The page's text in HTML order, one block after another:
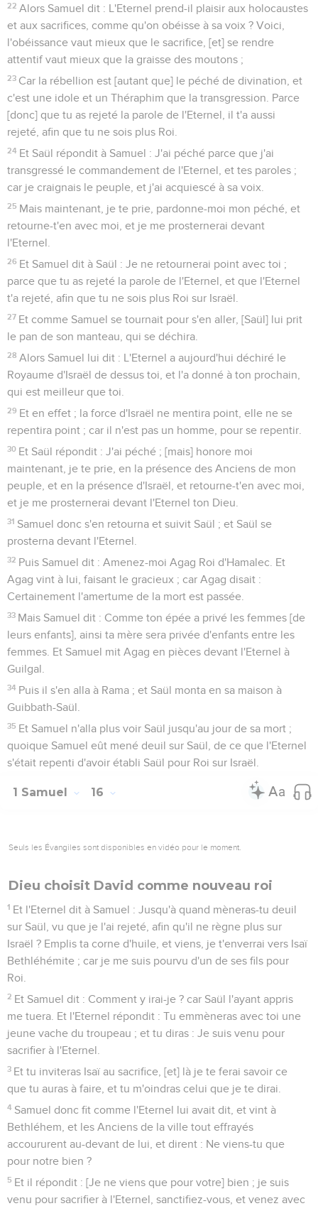
22 Alors Samuel dit : L'Eternel prend-il plaisir aux holocaustes
et aux sacrifices, comme qu'on obéisse à sa voix ? Voici,
l'obéissance vaut mieux que le sacrifice, [et] se rendre
attentif vaut mieux que la graisse des moutons ;
23 Car la rébellion est [autant que] le péché de divination, et
c'est une idole et un Théraphim que la transgression. Parce
[donc] que tu as rejeté la parole de l'Eternel, il t'a aussi
rejeté, afin que tu ne sois plus Roi.
24 Et Saül répondit à Samuel : J'ai péché parce que j'ai
transgressé le commandement de l'Eternel, et tes paroles ;
car je craignais le peuple, et j'ai acquiescé à sa voix.
25 Mais maintenant, je te prie, pardonne-moi mon péché, et
retourne-t'en avec moi, et je me prosternerai devant
l'Eternel.
26 Et Samuel dit à Saül : Je ne retournerai point avec toi ;
parce que tu as rejeté la parole de l'Eternel, et que l'Eternel
t'a rejeté, afin que tu ne sois plus Roi sur Israël.
27 Et comme Samuel se tournait pour s'en aller, [Saül] lui prit
le pan de son manteau, qui se déchira.
28 Alors Samuel lui dit : L'Eternel a aujourd'hui déchiré le
Royaume d'Israël de dessus toi, et l'a donné à ton prochain,
qui est meilleur que toi.
29 Et en effet ; la force d'Israël ne mentira point, elle ne se
repentira point ; car il n'est pas un homme, pour se repentir.
30 Et Saül répondit : J'ai péché ; [mais] honore moi
maintenant, je te prie, en la présence des Anciens de mon
peuple, et en la présence d'Israël, et retourne-t'en avec moi,
et je me prosternerai devant l'Eternel ton Dieu.
31 Samuel donc s'en retourna et suivit Saül ; et Saül se
prosterna devant l'Eternel.
32 Puis Samuel dit : Amenez-moi Agag Roi d'Hamalec. Et
Agag vint à lui, faisant le gracieux ; car Agag disait :
Certainement l'amertume de la mort est passée.
33 Mais Samuel dit : Comme ton épée a privé les femmes [de
leurs enfants], ainsi ta mère sera privée d'enfants entre les
femmes. Et Samuel mit Agag en pièces devant l'Eternel à
Guilgal.
34 Puis il s'en alla à Rama ; et Saül monta en sa maison à
Guibbath-Saül.
35 Et Samuel n'alla plus voir Saül jusqu'au jour de sa mort ;
quoique Samuel eût mené deuil sur Saül, de ce que l'Eternel
s'était repenti d'avoir établi Saül pour Roi sur Israël.
1 Samuel 16
Seuls les Évangiles sont disponibles en vidéo pour le moment.
Dieu choisit David comme nouveau roi
1 Et l'Eternel dit à Samuel : Jusqu'à quand mèneras-tu deuil
sur Saül, vu que je l'ai rejeté, afin qu'il ne règne plus sur
Israël ? Emplis ta corne d'huile, et viens, je t'enverrai vers Isaï
Bethléhémite ; car je me suis pourvu d'un de ses fils pour
Roi.
2 Et Samuel dit : Comment y irai-je ? car Saül l'ayant appris
me tuera. Et l'Eternel répondit : Tu emmèneras avec toi une
jeune vache du troupeau ; et tu diras : Je suis venu pour
sacrifier à l'Eternel.
3 Et tu inviteras Isaï au sacrifice, [et] là je te ferai savoir ce
que tu auras à faire, et tu m'oindras celui que je te dirai.
4 Samuel donc fit comme l'Eternel lui avait dit, et vint à
Bethléhem, et les Anciens de la ville tout effrayés
accoururent au-devant de lui, et dirent : Ne viens-tu que
pour notre bien ?
5 Et il répondit : [Je ne viens que pour votre] bien ; je suis
venu pour sacrifier à l'Eternel, sanctifiez-vous, et venez avec